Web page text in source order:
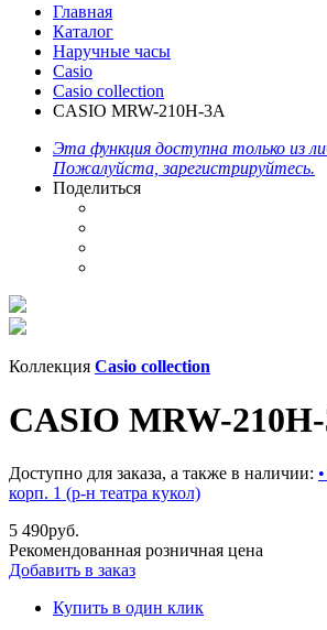
Главная
Каталог
Наручные часы
Casio
Casio collection
CASIO MRW-210H-3A
Эта функция доступна только из
Пожалуйста, зарегистрируйтесь.
Поделиться
Коллекция Casio collection
CASIO MRW-
Доступно для заказа, а также в наличии:
корп. 1 (р-н театра кукол)
5 490руб.
Рекомендованная розничная цена
Добавить в заказ
Купить в один клик